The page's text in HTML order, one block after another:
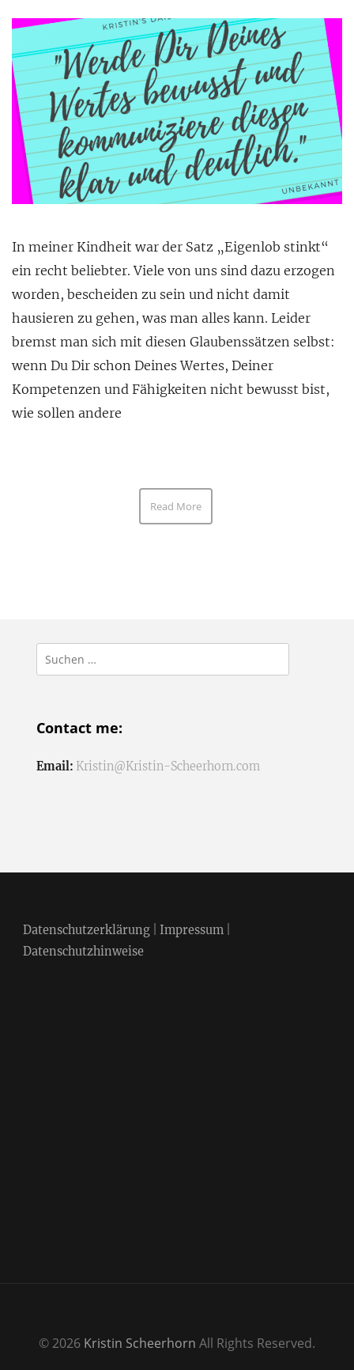
In meiner Kindheit war der Satz „Eigenlob stinkt“
ein recht beliebter. Viele von uns sind dazu erzogen
worden, bescheiden zu sein und nicht damit
hausieren zu gehen, was man alles kann. Leider
bremst man sich mit diesen Glaubenssätzen selbst:
wenn Du Dir schon Deines Wertes, Deiner
Kompetenzen und Fähigkeiten nicht bewusst bist,
wie sollen andere
Read More
Suchen
nach:
Contact me:
Email: Kristin@Kristin-Scheerhorn.com
Datenschutzerklärung| Impressum|
Datenschutzhinweise
© 2026 Kristin Scheerhorn All Rights Reserved.